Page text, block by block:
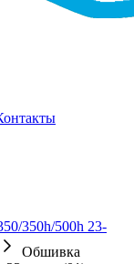
350h/500h 23-
Обшивка